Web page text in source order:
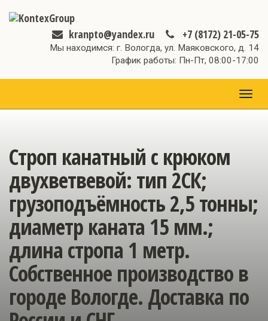
kranpto@yandex.ru +7 (8172) 21-05-75
Мы находимся: г. Вологда, ул. Маяковского, д. 14
График работы: Пн-Пт, 08:00-17:00
Строп канатный с крюком
двухветвевой: тип 2СК;
грузоподъёмность 2,5 тонны;
диаметр каната 15 мм.;
длина стропа 1 метр.
Собственное производство в
городе Вологде. Доставка по